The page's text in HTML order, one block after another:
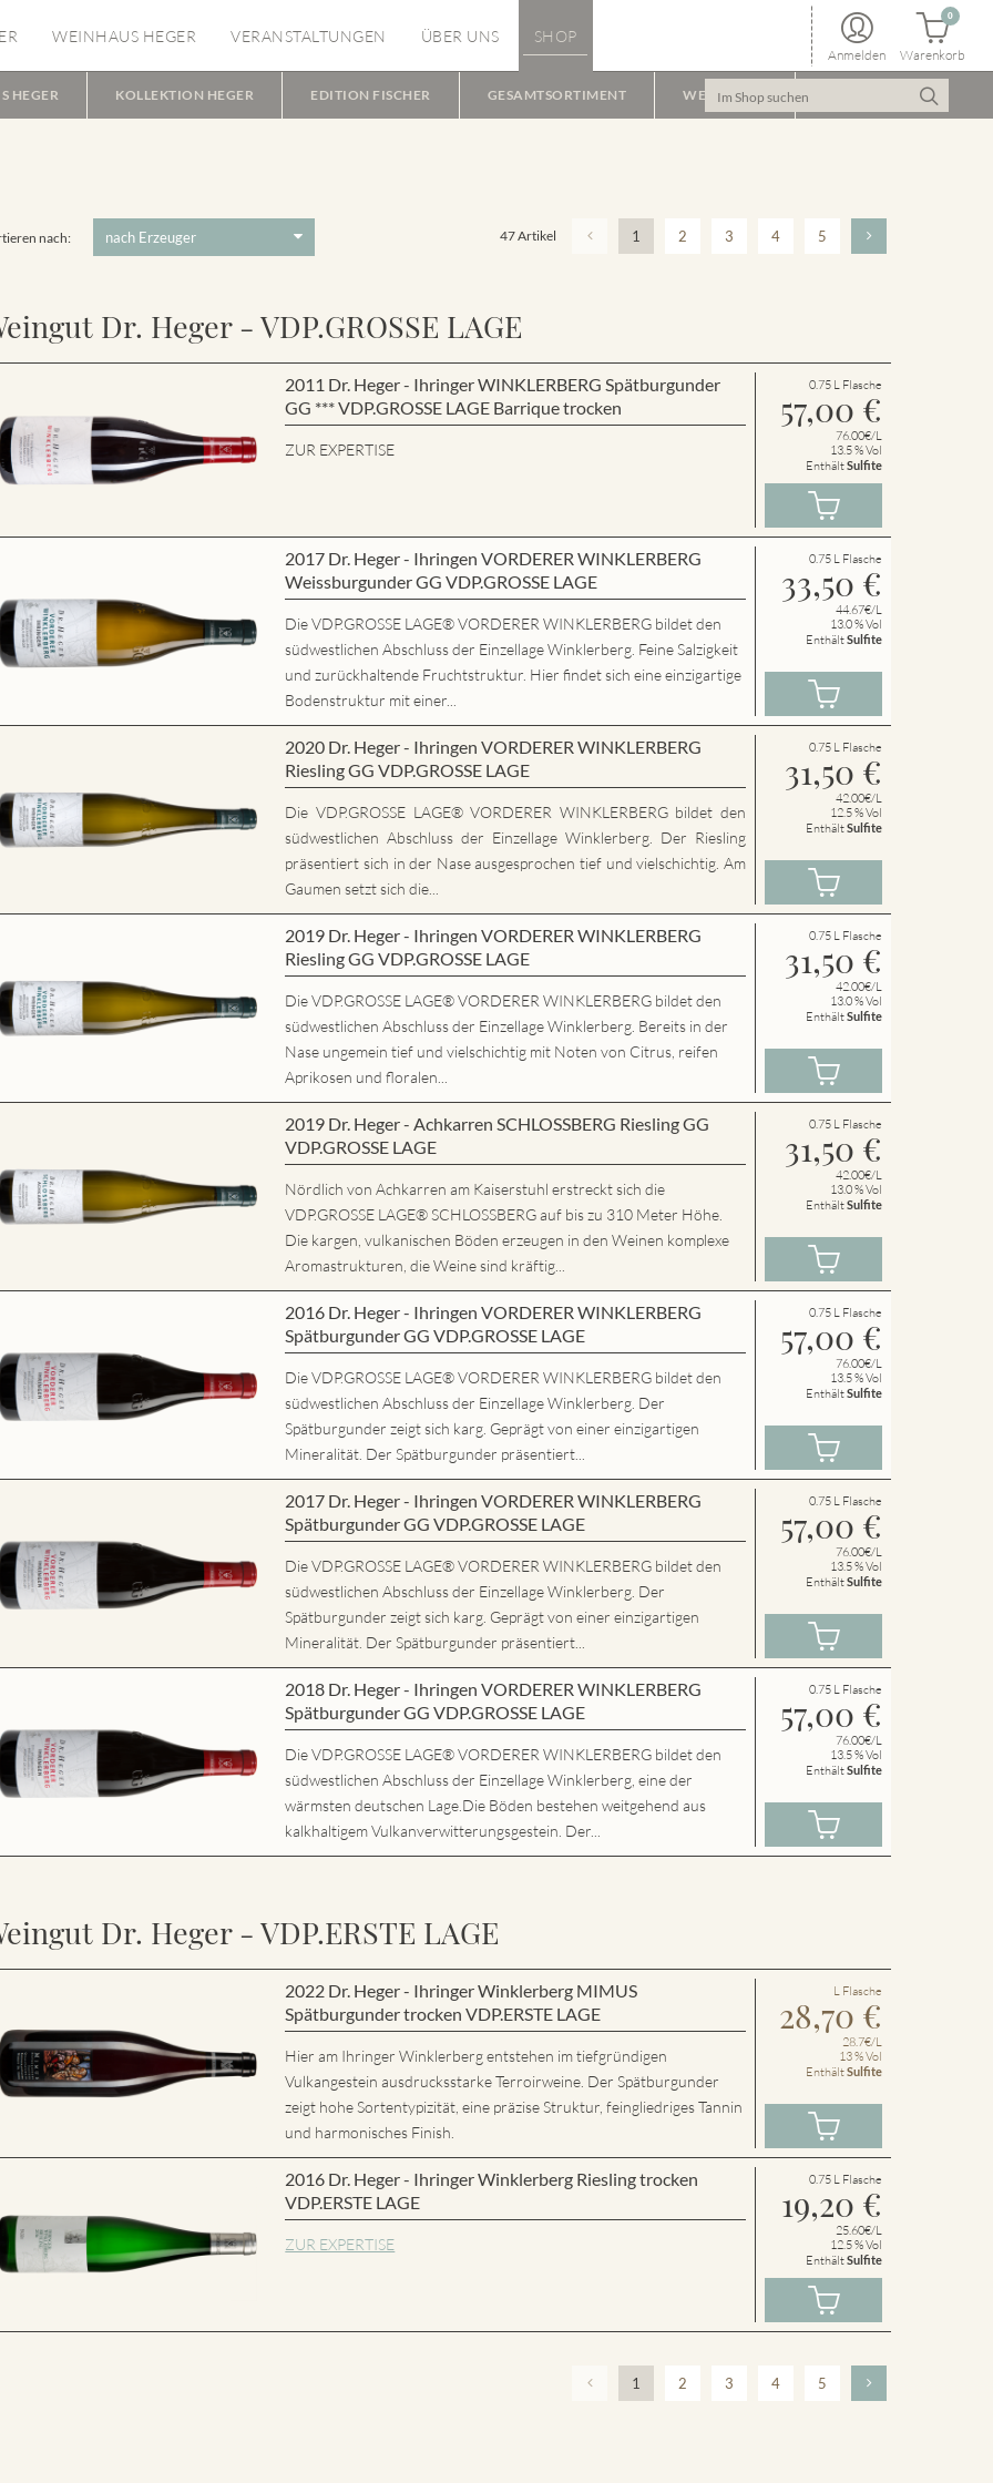
WEINHAUS HEGER VERANSTALTUNGEN ÜBER UNS SHOP
Anmelden Warenkorb
0
HEGER KOLLEKTION HEGER EDITION FISCHER GESAMTSORTIMENT WEINPAKET
nach: 47 Artikel 1 2 3 4 5
Dr. Heger - VDP.GROSSE LAGE
2011 Dr. Heger - Ihringer WINKLERBERG Spätburgunder
GG *** VDP.GROSSE LAGE Barrique trocken
ZUR EXPERTISE
0.75 L Flasche
57,00 €
76.00€/L
13.5 % Vol
EnthältSulfite
2017 Dr. Heger - Ihringen VORDERER WINKLERBERG
Weissburgunder GG VDP.GROSSE LAGE
Die VDP.GROSSE LAGE® VORDERER WINKLERBERG bildet den
südwestlichen Abschluss der Einzellage Winklerberg. Feine Salzigkeit
und zurückhaltende Fruchtstruktur. Hier findet sich eine einzigartige
Bodenstruktur mit einer...
0.75 L Flasche
33,50 €
44.67€/L
13.0 % Vol
EnthältSulfite
2020 Dr. Heger - Ihringen VORDERER WINKLERBERG
Riesling GG VDP.GROSSE LAGE
Die VDP.GROSSE LAGE® VORDERER WINKLERBERG bildet den
südwestlichen Abschluss der Einzellage Winklerberg. Der Riesling
präsentiert sich in der Nase ausgesprochen tief und vielschichtig. Am
Gaumen setzt sich die...
0.75 L Flasche
31,50 €
42.00€/L
12.5 % Vol
EnthältSulfite
2019 Dr. Heger - Ihringen VORDERER WINKLERBERG
Riesling GG VDP.GROSSE LAGE
Die VDP.GROSSE LAGE® VORDERER WINKLERBERG bildet den
südwestlichen Abschluss der Einzellage Winklerberg. Bereits in der
Nase ungemein tief und vielschichtig mit Noten von Citrus, reifen
Aprikosen und floralen...
0.75 L Flasche
31,50 €
42.00€/L
13.0 % Vol
EnthältSulfite
2019 Dr. Heger - Achkarren SCHLOSSBERG Riesling GG
VDP.GROSSE LAGE
Nördlich von Achkarren am Kaiserstuhl erstreckt sich die
VDP.GROSSE LAGE® SCHLOSSBERG auf bis zu 310 Meter Höhe.
Die kargen, vulkanischen Böden erzeugen in den Weinen komplexe
Aromastrukturen, die Weine sind kräftig...
0.75 L Flasche
31,50 €
42.00€/L
13.0 % Vol
EnthältSulfite
2016 Dr. Heger - Ihringen VORDERER WINKLERBERG
Spätburgunder GG VDP.GROSSE LAGE
Die VDP.GROSSE LAGE® VORDERER WINKLERBERG bildet den
südwestlichen Abschluss der Einzellage Winklerberg. Der
Spätburgunder zeigt sich karg. Geprägt von einer einzigartigen
Mineralität. Der Spätburgunder präsentiert...
0.75 L Flasche
57,00 €
76.00€/L
13.5 % Vol
EnthältSulfite
2017 Dr. Heger - Ihringen VORDERER WINKLERBERG
Spätburgunder GG VDP.GROSSE LAGE
Die VDP.GROSSE LAGE® VORDERER WINKLERBERG bildet den
südwestlichen Abschluss der Einzellage Winklerberg. Der
Spätburgunder zeigt sich karg. Geprägt von einer einzigartigen
Mineralität. Der Spätburgunder präsentiert...
0.75 L Flasche
57,00 €
76.00€/L
13.5 % Vol
EnthältSulfite
2018 Dr. Heger - Ihringen VORDERER WINKLERBERG
Spätburgunder GG VDP.GROSSE LAGE
Die VDP.GROSSE LAGE® VORDERER WINKLERBERG bildet den
südwestlichen Abschluss der Einzellage Winklerberg, eine der
wärmsten deutschen Lage.Die Böden bestehen weitgehend aus
kalkhaltigem Vulkanverwitterungsgestein. Der...
0.75 L Flasche
57,00 €
76.00€/L
13.5 % Vol
EnthältSulfite
Dr. Heger - VDP.ERSTE LAGE
2022 Dr. Heger - Ihringer Winklerberg MIMUS
Spätburgunder trocken VDP.ERSTE LAGE
Hier am Ihringer Winklerberg entstehen im tiefgründigen
Vulkangestein ausdrucksstarke Terroirweine. Der Spätburgunder
zeigt hohe Sortentypizität, eine präzise Struktur, feingliedriges Tannin
und harmonisches Finish.
L Flasche
28,70 €
28.7€/L
13 % Vol
EnthältSulfite
2016 Dr. Heger - Ihringer Winklerberg Riesling trocken
VDP.ERSTE LAGE
ZUR EXPERTISE
0.75 L Flasche
19,20 €
25.60€/L
12.5 % Vol
EnthältSulfite
1 2 3 4 5